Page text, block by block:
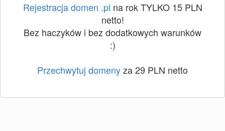
Rejestracja domen .pl na rok TYLKO 15 PLN
netto!
Bez haczyków i bez dodatkowych warunków
:)
Przechwytuj domenyza 29 PLN netto